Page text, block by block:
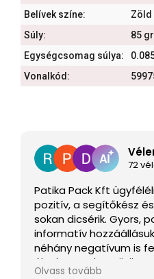
Belívek színe:
Zöld
Súly:
85 gr
Egységcsomag súlya:
Vonalkód:
72
Patika Pack Kft
pozitív, a segítőkész
sokan dicsérik. Gyors,
informatív
néhány negatívum is
élmény gyakran
Olvass tovább